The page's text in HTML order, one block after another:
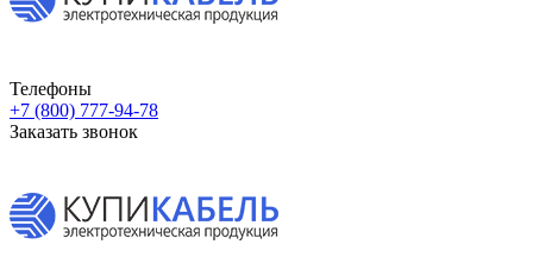
Телефоны
+7 (800) 777-94-78
Заказать звонок